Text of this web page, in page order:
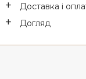
Доставка і
Догляд